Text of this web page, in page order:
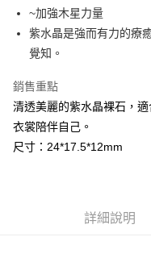
街口支付
悠遊付
ATM付款
全家取貨付款
每筆NT$80，滿NT$3,000(
~加強木星力量
紫水晶是強而有力的療
覺知。
銷售重點
清透美麗的紫水晶裸石，
衣裳陪伴自己。
尺寸：24*17.5*12mm
詳細說明